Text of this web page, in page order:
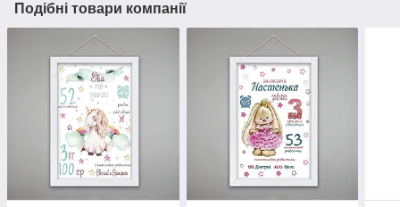
Подібні товари компанії